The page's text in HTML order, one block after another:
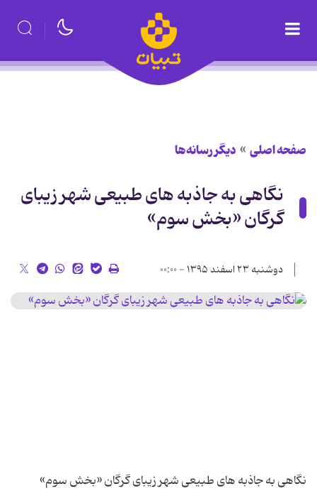
صفحه اصلی دیگر رسانه‌ها
نگاهی به جاذبه های طبیعی شهر زیبای
گرگان «بخش سوم»
دوشنبه ۲۳ اسفند ۱۳۹۵ - ۰۰:۰۰